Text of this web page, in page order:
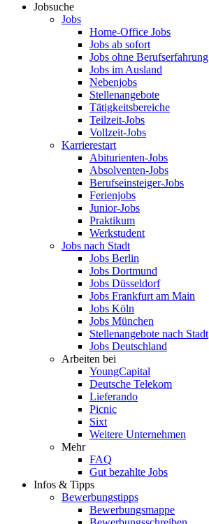
Jobsuche
Jobs
Home-Office Jobs
Jobs ab sofort
Jobs ohne Berufserfahrung
Jobs im Ausland
Nebenjobs
Stellenangebote
Tätigkeitsbereiche
Teilzeit-Jobs
Vollzeit-Jobs
Karrierestart
Abiturienten-Jobs
Absolventen-Jobs
Berufseinsteiger-Jobs
Ferienjobs
Junior-Jobs
Praktikum
Werkstudent
Jobs nach Stadt
Jobs Berlin
Jobs Dortmund
Jobs Düsseldorf
Jobs Frankfurt am Main
Jobs Köln
Jobs München
Stellenangebote nach Stadt
Jobs Deutschland
Arbeiten bei
YoungCapital
Deutsche Telekom
Lieferando
Picnic
Sixt
Weitere Unternehmen
Mehr
FAQ
Gut bezahlte Jobs
Infos & Tipps
Bewerbungstipps
Bewerbungsmappe